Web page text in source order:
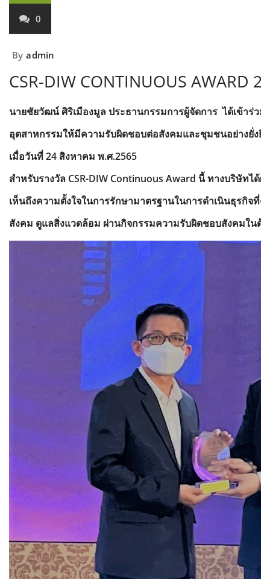
0
By admin
CSR-DIW CONTINUOUS AWARD
นายชัยวัฒน์ ศิริเมืองมูล ประธานกรรมการผู้จัดการ ได้เข้าร่วม
อุตสาหกรรมให้มีความรับผิดชอบต่อสังคมและชุมชนอย่างยั่งยืน
เมื่อวันที่ 24 สิงหาคม พ.ศ.2565
สำหรับรางวัล CSR-DIW Continuous Award นี้ ทางบริษัทไ
เห็นถึงความตั้งใจในการรักษามาตรฐานในการดำเนินธุรกิจ
สังคม ดูแลสิ่งแวดล้อม ผ่านกิจกรรมความรับผิดชอบสังคมในด้